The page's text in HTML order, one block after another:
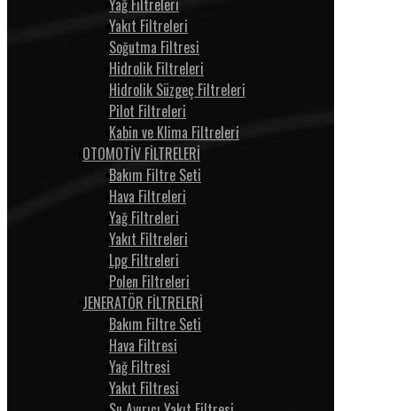
Yağ Filtreleri
Yakıt Filtreleri
Soğutma Filtresi
Hidrolik Filtreleri
Hidrolik Süzgeç Filtreleri
Pilot Filtreleri
Kabin ve Klima Filtreleri
OTOMOTİV FİLTRELERİ
Bakım Filtre Seti
Hava Filtreleri
Yağ Filtreleri
Yakıt Filtreleri
Lpg Filtreleri
Polen Filtreleri
JENERATÖR FİLTRELERİ
Bakım Filtre Seti
Hava Filtresi
Yağ Filtresi
Yakıt Filtresi